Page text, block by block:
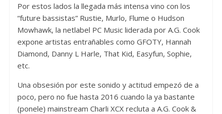
Por estos lados la llegada más intensa vino con los
“future bassistas” Rustie, Murlo, Flume o Hudson
Mowhawk, la netlabel PC Music liderada por A.G. Cook
expone artistas entrañables como GFOTY, Hannah
Diamond, Danny L Harle, That Kid, Easyfun, Sophie,
etc.
Una obsesión por este sonido y actitud empezó de a
poco, pero no fue hasta 2016 cuando la ya bastante
(ponele) mainstream Charli XCX recluta a A.G. Cook &